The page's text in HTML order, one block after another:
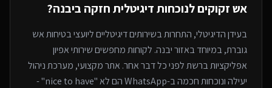
אשזקוקים לנוכחות דיגיטלית חזקה ביבנה?
בעידן הדיגיטלי, התחרות בשירותים דיגיטליים ליועצי בטיחות אש
גוברת, במיוחדבאזור יבנה. לקוחות מחפשים שירותיאפיון
אפליקציותברשת לפני כל דבר אחר. אתר מקצועי, מערכת ניהול
יעילה ונוכחות חכמה ב-WhatsApp הם לא "nice to have" -